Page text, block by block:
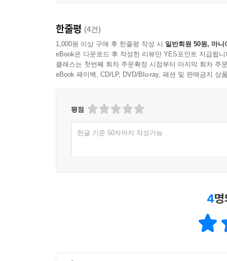
--- p.185
주인장이 멋진 유니폼을 입은 것도 아니고, 대단
알았어요. 사진으로는 절대 가늠할 수 없는, 대체
--- p.243
한줄평 (4건)
1,000원 이상 구매 후 한줄평 작성 시 일반회원 50원, 마니
eBook은 다운로드 후 작성한 리뷰만 YES포인트 지급됩니
클래스는 첫번째 회차 주문확정 시점부터 마지막 회차 주
eBook 페이백, CD/LP, DVD/Blu-ray, 패션 및 판매금지 상
평점
한글 기준 50자까지 작성가능
4